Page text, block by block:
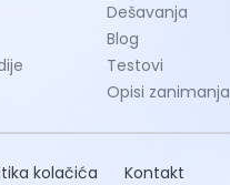
Dešavanja
Blog
Testovi
Opisi zanimanja
kolačića Kontakt